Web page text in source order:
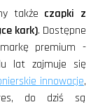
także czapki z
kark). Dostępne
premium -
lat zajmuje się
innowacje,
do dziś są